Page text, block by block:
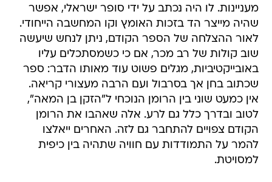
מעניינות. לו היה נכתב על ידי סופר ישראלי, אפשר
שהיה מייצר הד בזכות האומץ וקו המחשבה הייחודי.
לאור ההצלחה של הספר הקודם, ניתן לנחש שיעשה
שוב קולות של רב מכר, אם כי כשמסתכלים עליו
באובייקטיביות, מגלים פשוט עוד מאותו הדבר: ספר
שכתוב בחן אך בסרבול ועם הרבה מעצורי קריאה.
אין כמעט שוני בין הרומן הנוכחי ל"הזקן בן המאה",
לטוב ובדרך כלל גם לרע. אלה שאהבו את הרומן
הקודם צפויים להתחבר גם לזה. האחרים ייאלצו
להמר על התמודדות עם חוויה שתהיה בין כיפית
למסויטת.